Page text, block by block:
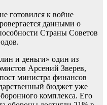
готовился к войне
данными о
Страны Советов
и деньги» один из
Арсений Зверев,
министра финансов
бюджет уже
комплекса. Его